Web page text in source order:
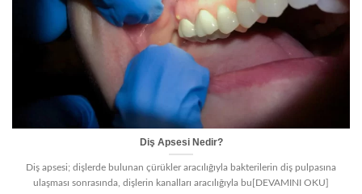
Diş Apsesi Nedir?
Diş apsesi; dişlerde bulunan çürükler aracılığıyla bakterilerin diş pulpasına
ulaşması sonrasında, dişlerin kanalları aracılığıyla bu[DEVAMINI OKU]